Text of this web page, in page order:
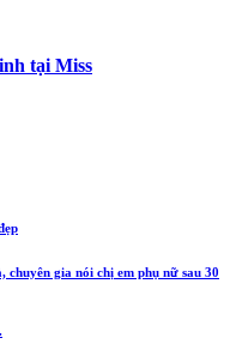
tại Miss
chuyên gia nói chị em phụ nữ sau 30